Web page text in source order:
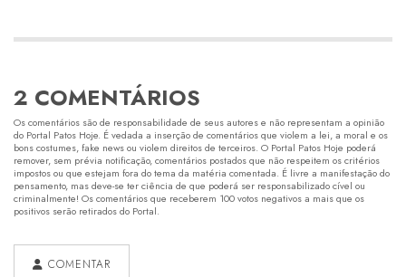
2 COMENTÁRIOS
Os comentários são de responsabilidade de seus autores e não representam a opinião
do Portal Patos Hoje. É vedada a inserção de comentários que violem a lei, a moral e os
bons costumes, fake news ou violem direitos de terceiros. O Portal Patos Hoje poderá
remover, sem prévia notificação, comentários postados que não respeitem os critérios
impostos ou que estejam fora do tema da matéria comentada. É livre a manifestação do
pensamento, mas deve-se ter ciência de que poderá ser responsabilizado cível ou
criminalmente! Os comentários que receberem 100 votos negativos a mais que os
positivos serão retirados do Portal.
COMENTAR